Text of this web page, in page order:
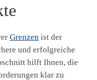
Grenzen ist der
und erfolgreiche
hilft Ihnen, die
klar zu